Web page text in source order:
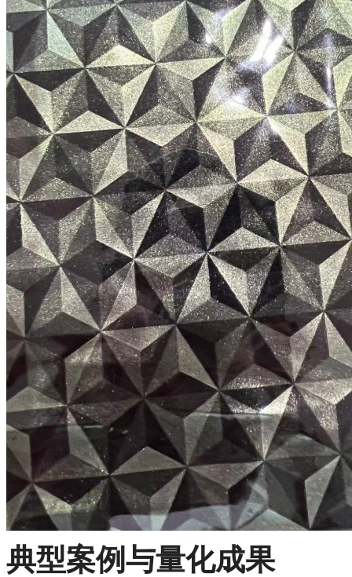
典型案例与量化成果